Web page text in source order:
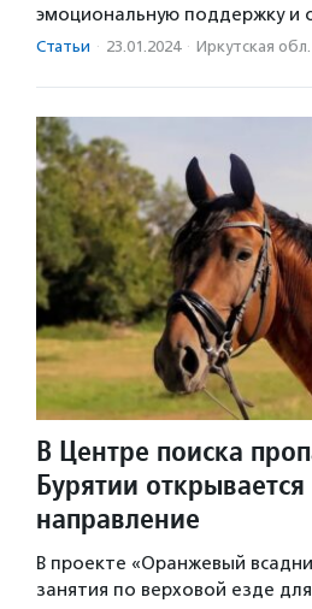
эмоциональную поддержку и
Статьи · 23.01.2024 · Иркутская обл.
В Центре поиска
Бурятии
направление
В проекте «Оранжевый
занятия по верховой езде